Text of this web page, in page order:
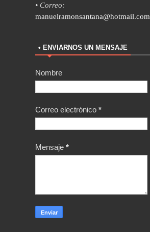
• Correo:
manuelramonsantana@hotmail.com
• ENVIARNOS UN MENSAJE
Nombre
Correo electrónico *
Mensaje *